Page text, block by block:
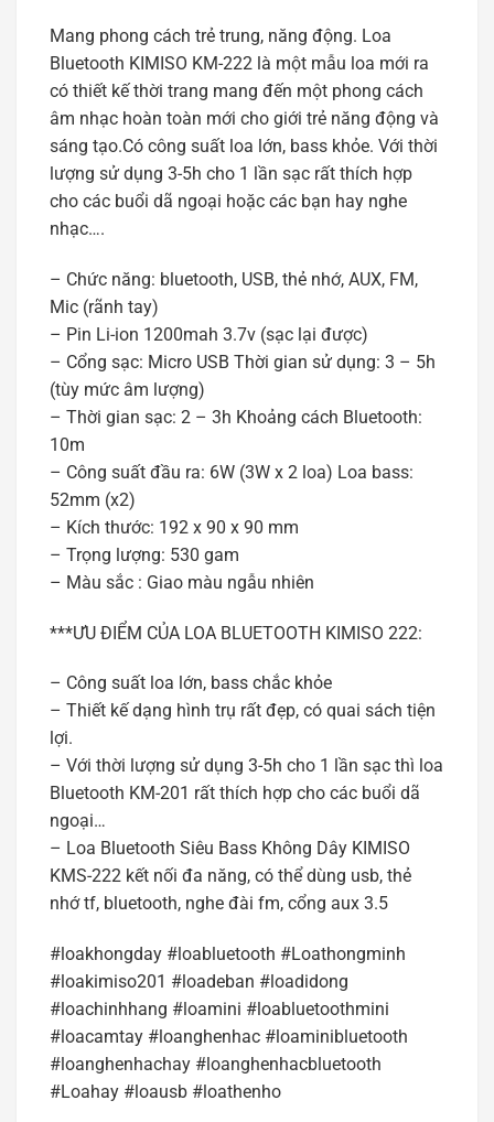
Mang phong cách trẻ trung, năng động. Loa
Bluetooth KIMISO KM-222 là một mẫu loa mới ra
có thiết kế thời trang mang đến một phong cách
âm nhạc hoàn toàn mới cho giới trẻ năng động và
sáng tạo.Có công suất loa lớn, bass khỏe. Với thời
lượng sử dụng 3-5h cho 1 lần sạc rất thích hợp
cho các buổi dã ngoại hoặc các bạn hay nghe
nhạc….
– Chức năng: bluetooth, USB, thẻ nhớ, AUX, FM,
Mic (rãnh tay)
– Pin Li-ion 1200mah 3.7v (sạc lại được)
– Cổng sạc: Micro USB Thời gian sử dụng: 3 – 5h
(tùy mức âm lượng)
– Thời gian sạc: 2 – 3h Khoảng cách Bluetooth:
10m
– Công suất đầu ra: 6W (3W x 2 loa) Loa bass:
52mm (x2)
– Kích thước: 192 x 90 x 90 mm
– Trọng lượng: 530 gam
– Màu sắc : Giao màu ngẫu nhiên
***ƯU ĐIỂM CỦA LOA BLUETOOTH KIMISO 222:
– Công suất loa lớn, bass chắc khỏe
– Thiết kế dạng hình trụ rất đẹp, có quai sách tiện
lợi.
– Với thời lượng sử dụng 3-5h cho 1 lần sạc thì loa
Bluetooth KM-201 rất thích hợp cho các buổi dã
ngoại…
– Loa Bluetooth Siêu Bass Không Dây KIMISO
KMS-222 kết nối đa năng, có thể dùng usb, thẻ
nhớ tf, bluetooth, nghe đài fm, cổng aux 3.5
#loakhongday #loabluetooth #Loathongminh
#loakimiso201 #loadeban #loadidong
#loachinhhang #loamini #loabluetoothmini
#loacamtay #loanghenhac #loaminibluetooth
#loanghenhachay #loanghenhacbluetooth
#Loahay #loausb #loathenho